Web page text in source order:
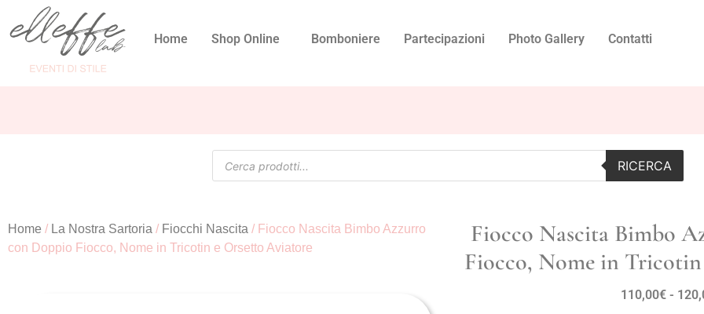
Home Shop Online Bomboniere Partecipazioni Photo Gallery Contatti
RICERCA
Home / La Nostra Sartoria / Fiocchi Nascita / Fiocco Nascita Bimbo Azzurro
con Doppio Fiocco, Nome in Tricotin e Orsetto Aviatore
Fiocco Nascita Bimbo
Fiocco, Nome in
110,00€ -